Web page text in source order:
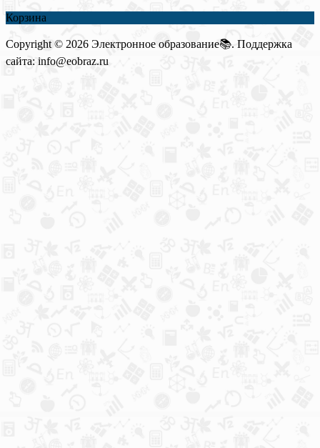
Корзина
Copyright © 2026 Электронное образование📚. Поддержка
сайта: info@eobraz.ru